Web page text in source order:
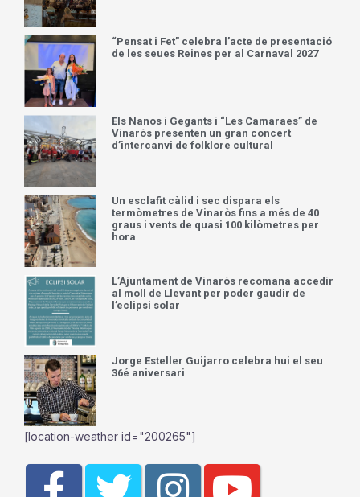
“Pensat i Fet” celebra l’acte de presentació
de les seues Reines per al Carnaval 2027
Els Nanos i Gegants i “Les Camaraes” de
Vinaròs presenten un gran concert
d’intercanvi de folklore cultural
Un esclafit càlid i sec dispara els
termòmetres de Vinaròs fins a més de 40
graus i vents de quasi 100 kilòmetres per
hora
L’Ajuntament de Vinaròs recomana accedir
al moll de Llevant per poder gaudir de
l’eclipsi solar
Jorge Esteller Guijarro celebra hui el seu
36é aniversari
[location-weather id="200265"]